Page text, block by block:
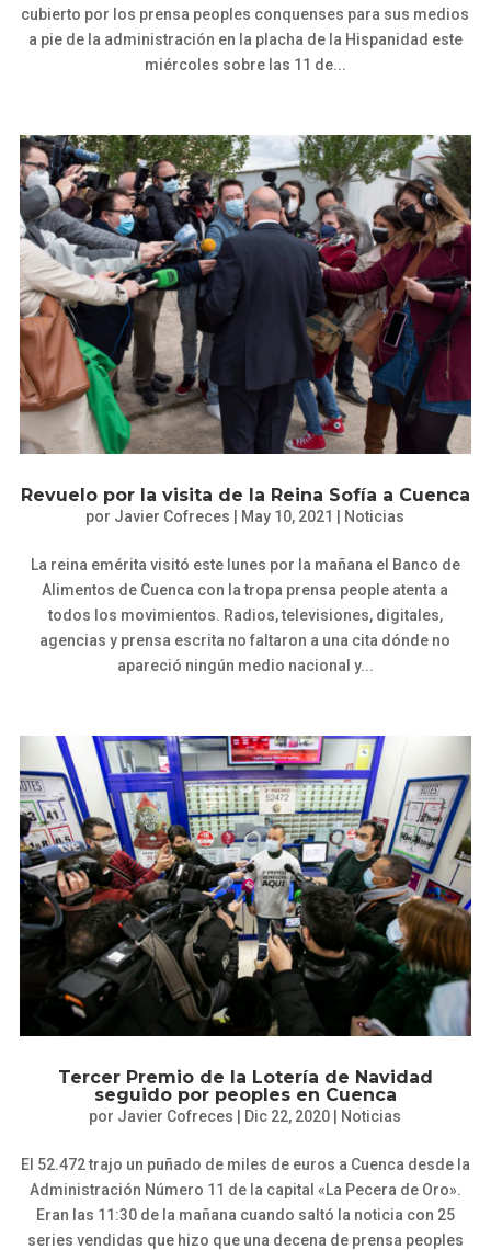
cubierto por los prensa peoples conquenses para sus medios
a pie de la administración en la placha de la Hispanidad este
miércoles sobre las 11 de...
Revuelo por la visita de la Reina Sofía a Cuenca
por Javier Cofreces May 10, 2021 Noticias
La reina emérita visitó este lunes por la mañana el Banco de
Alimentos de Cuenca con la tropa prensa people atenta a
todos los movimientos. Radios, televisiones, digitales,
agencias y prensa escrita no faltaron a una cita dónde no
apareció ningún medio nacional y...
Tercer Premio de la Lotería de Navidad
seguido por peoples en Cuenca
por Javier Cofreces Dic 22, 2020 Noticias
El 52.472 trajo un puñado de miles de euros a Cuenca desde la
Administración Número 11 de la capital «La Pecera de Oro».
Eran las 11:30 de la mañana cuando saltó la noticia con 25
series vendidas que hizo que una decena de prensa peoples